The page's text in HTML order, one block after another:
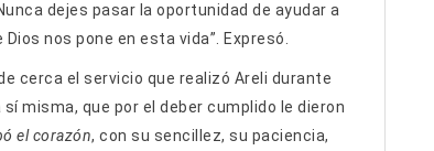
dejes pasar la oportunidad de ayudar a
nos pone en esta vida”. Expresó.
cerca el servicio que realizó Areli durante
misma, que por el deber cumplido le dieron
el corazón, con su sencillez, su paciencia,